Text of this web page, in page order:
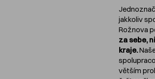
jakkoliv
Rožnova
za sebe,
kraje.
větším